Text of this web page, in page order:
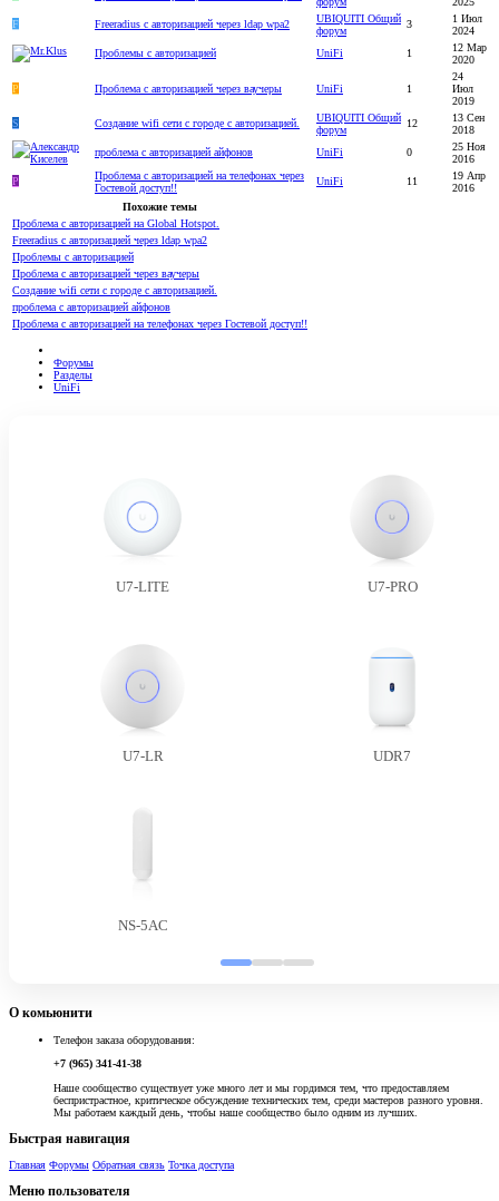
F
Freeradius c авторизацией через ldap wpa2
UBIQUITI Общий
форум
3
1 Июл
2024
Проблемы с авторизацией
UniFi 1
12 Мар
2020
P Проблема с авторизацией через ваучеры UniFi 1
24
Июл
2019
S
Создание wifi сети с городе с авторизацией.
UBIQUITI Общий
форум
12
13 Сен
2018
проблема с авторизацией айфонов
UniFi 0
25 Ноя
2016
P
Проблема с авторизацией на телефонах через
Гостевой доступ!!
UniFi 11
19 Апр
2016
Похожие темы
Проблема с авторизацией на Global Hotspot.
Freeradius c авторизацией через ldap wpa2
Проблемы с авторизацией
Проблема с авторизацией через ваучеры
Создание wifi сети с городе с авторизацией.
проблема с авторизацией айфонов
Проблема с авторизацией на телефонах через Гостевой доступ!!
Форумы
Разделы
UniFi
U7-LITE U7-PRO
U7-LR UDR7
NS-5AC
О комьюнити
Телефон заказа оборудования:
+7 (965) 341-41-38
Наше сообщество существует уже много лет и мы гордимся тем, что предоставляем
беспристрастное, критическое обсуждение технических тем, среди мастеров разного уровня.
Мы работаем каждый день, чтобы наше сообщество было одним из лучших.
Быстрая навигация
Главная Форумы Обратная связь Точка доступа
Меню пользователя